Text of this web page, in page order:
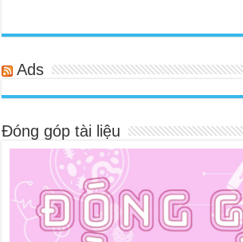
Ads
Đóng góp tài liệu